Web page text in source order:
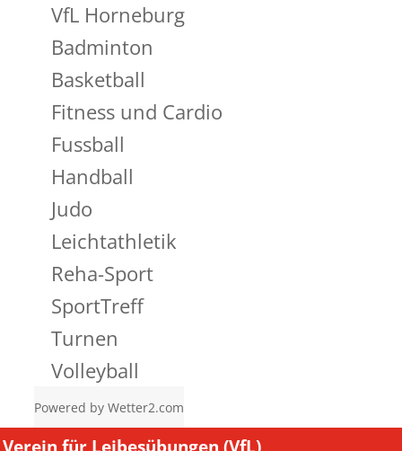
VfL Horneburg
Badminton
Basketball
Fitness und Cardio
Fussball
Handball
Judo
Leichtathletik
Reha-Sport
SportTreff
Turnen
Volleyball
Powered by Wetter2.com